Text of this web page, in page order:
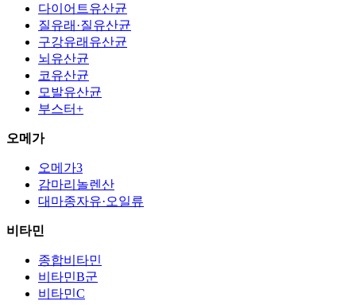
다이어트유산균
질유래·질유산균
구강유래유산균
뇌유산균
코유산균
모발유산균
부스터+
오메가
오메가3
감마리놀렌산
대마종자유·오일류
비타민
종합비타민
비타민B군
비타민C